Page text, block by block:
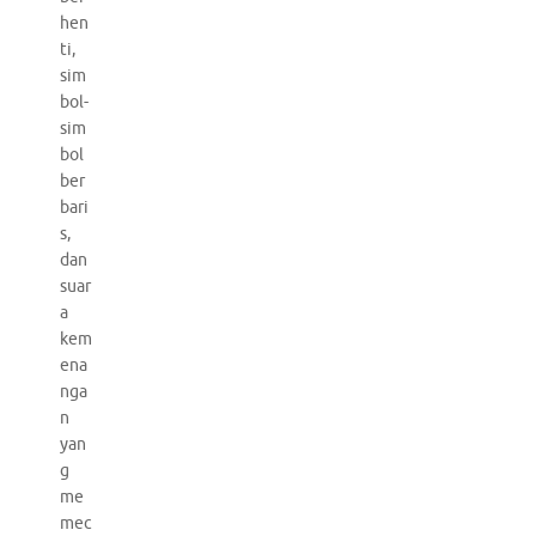
hen
ti,
sim
bol-
sim
bol
ber
bari
s,
dan
suar
a
kem
ena
nga
n
yan
g
me
mec